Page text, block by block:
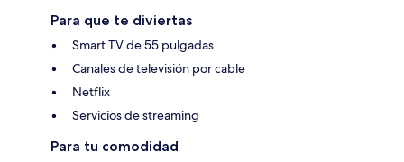
Para que te diviertas
Smart TV de 55 pulgadas
Canales de televisión por cable
Netflix
Servicios de streaming
Para tu comodidad